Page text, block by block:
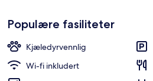
Populære fasiliteter
Kjæledyrvennlig
Wi-fi inkludert